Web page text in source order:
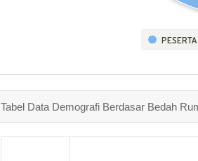
PESERTA
Tabel Data Demografi Berdasar Bedah